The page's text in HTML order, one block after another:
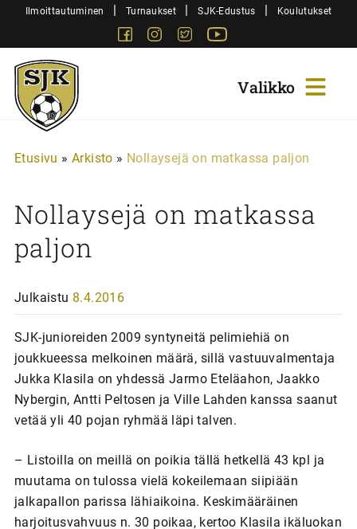
SiirryIlmoittautuminen | Turnaukset | SJK-Edustus | Koulutukset
FacebookInstagram
Twitter
Sjk-
Juniorit
Etusivu » Arkisto » Nollaysejä on matkassa paljon
Nollaysejä on matkassa
paljon
Julkaistu 8.4.2016
SJK-junioreiden 2009 syntyneitä pelimiehiä on
joukkueessa melkoinen määrä, sillä vastuuvalmentaja
Jukka Klasila on yhdessä Jarmo Eteläahon, Jaakko
Nybergin, Antti Peltosen ja Ville Lahden kanssa saanut
vetää yli 40 pojan ryhmää läpi talven.
– Listoilla on meillä on poikia tällä hetkellä 43 kpl ja
muutama on tulossa vielä kokeilemaan siipiään
jalkapallon parissa lähiaikoina. Keskimääräinen
harjoitusvahvuus n. 30 poikaa, kertoo Klasila ikäluokan